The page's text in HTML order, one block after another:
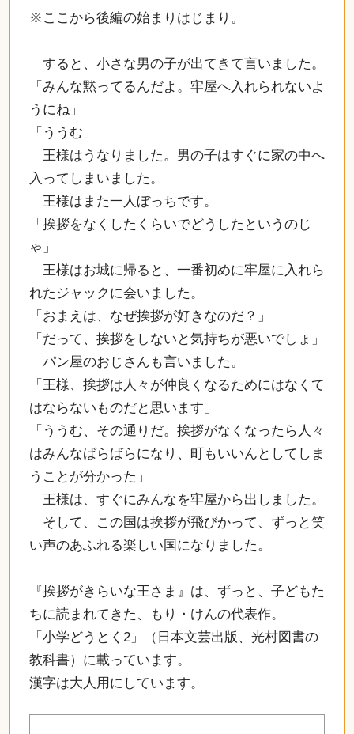
※ここから後編の始まりはじまり。
すると、小さな男の子が出てきて言いました。
「みんな黙ってるんだよ。牢屋へ入れられないよ
うにね」
「ううむ」
王様はうなりました。男の子はすぐに家の中へ
入ってしまいました。
王様はまた一人ぼっちです。
「挨拶をなくしたくらいでどうしたというのじ
ゃ」
王様はお城に帰ると、一番初めに牢屋に入れら
れたジャックに会いました。
「おまえは、なぜ挨拶が好きなのだ？」
「だって、挨拶をしないと気持ちが悪いでしょ」
パン屋のおじさんも言いました。
「王様、挨拶は人々が仲良くなるためにはなくて
はならないものだと思います」
「ううむ、その通りだ。挨拶がなくなったら人々
はみんなばらばらになり、町もいいんとしてしま
うことが分かった」
王様は、すぐにみんなを牢屋から出しました。
そして、この国は挨拶が飛びかって、ずっと笑
い声のあふれる楽しい国になりました。
『挨拶がきらいな王さま』は、ずっと、子どもた
ちに読まれてきた、もり・けんの代表作。
「小学どうとく2」（日本文芸出版、光村図書の
教科書）に載っています。
漢字は大人用にしています。